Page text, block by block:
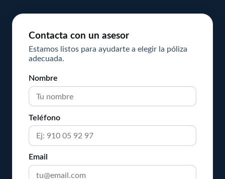
Contacta con un asesor
Estamos listos para ayudarte a elegir la póliza
adecuada.
Nombre
Teléfono
Email